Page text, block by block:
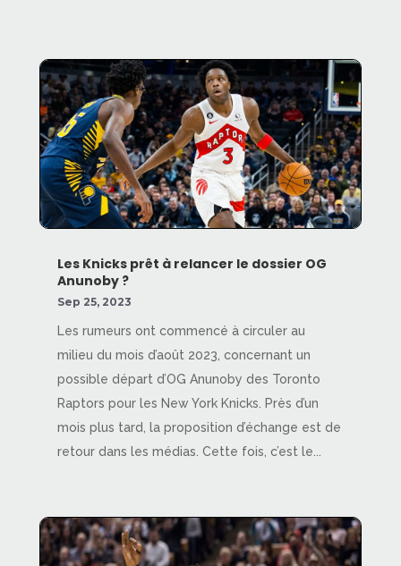
Les Knicks prêt à relancer le dossier OG
Anunoby ?
Sep 25, 2023
Les rumeurs ont commencé à circuler au
milieu du mois d’août 2023, concernant un
possible départ d’OG Anunoby des Toronto
Raptors pour les New York Knicks. Près d’un
mois plus tard, la proposition d’échange est de
retour dans les médias. Cette fois, c’est le...